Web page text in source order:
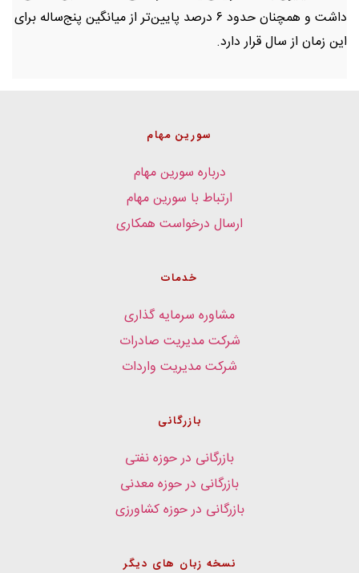
داشت و همچنان حدود ۶ درصد پایین‌تر از میانگین پنج‌ساله برای
این زمان از سال قرار دارد.
سورین مهام
درباره سورین مهام
ارتباط با سورین مهام
ارسال درخواست همکاری
خدمات
مشاوره سرمایه گذاری
شرکت مدیریت صادرات
شرکت مدیریت واردات
بازرگانی
بازرگانی در حوزه نفتی
بازرگانی در حوزه معدنی
بازرگانی در حوزه کشاورزی
نسخه زبان های دیگر